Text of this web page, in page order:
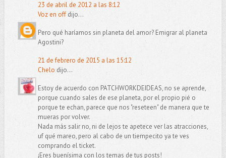
23 de abril de 2012 a las 8:12
Voz en offdijo...
Pero qué haríamos sin planeta del amor? Emigrar al planeta
Agostini?
21 de febrero de 2015 a las 15:12
Chelo dijo...
Estoy de acuerdo con PATCHWORKDEIDEAS, no se aprende,
porque cuando sales de ese planeta, por el propio pié o
porque te echan, parece que nos "reseteen" de manera que te
mueras por volver.
Nada más salir no, ni de lejos te apetece ver las atracciones,
uf qué mareo, pero al cabo de un tiempecito ya te ves
comprando el ticket.
¡Eres buenísima con los temas de tus posts!